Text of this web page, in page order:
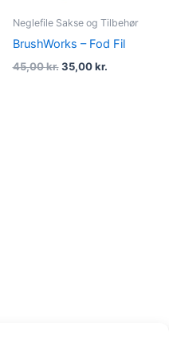
Neglefile Sakse og Tilbehør
BrushWorks – Fod Fil
45,00kr. 35,00kr.